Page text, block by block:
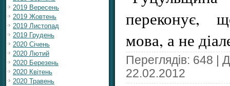
2019 Вересень
2019 Жовтень
2019 Листопад
2019 Грудень
2020 Січень
2020 Лютий
2020 Березень
2020 Квітень
2020 Травень
переконує,
мова, а не
Переглядів: 648 |
22.02.2012